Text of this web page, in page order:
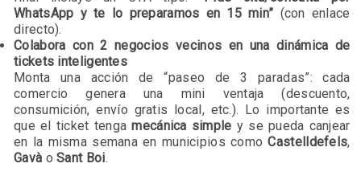
WhatsApp y te lo preparamos en 15 min” (con enlace
directo).
Colabora con 2 negocios vecinos en una dinámica de
tickets inteligentes
Monta una acción de “paseo de 3 paradas”: cada
comercio genera una mini ventaja (descuento,
consumición, envío gratis local, etc.). Lo importante es
que el ticket tengamecánica simple y se pueda canjear
en la misma semana en municipios comoCastelldefels,
Gavà oSant Boi.